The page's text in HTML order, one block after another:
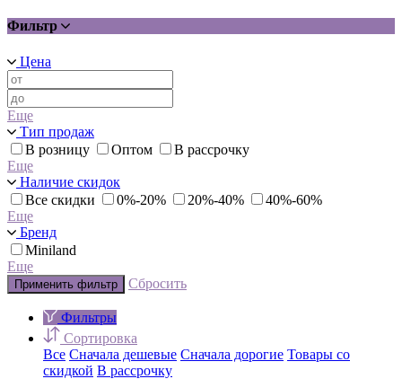
Фильтр
Цена
Еще
Тип продаж
В розницу
Оптом
В рассрочку
Еще
Наличие скидок
Все скидки
0%-20% 20%-40%
40%-60%
Еще
Бренд
Miniland
Еще
Применить фильтр Сбросить
Фильтры
Сортировка
Все Сначала дешевые Сначала дорогие Товары со
скидкой В рассрочку